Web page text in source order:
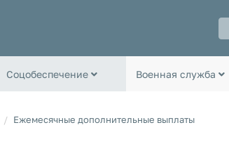
Соцобеспечение Военная служба
Ежемесячные дополнительные выплаты